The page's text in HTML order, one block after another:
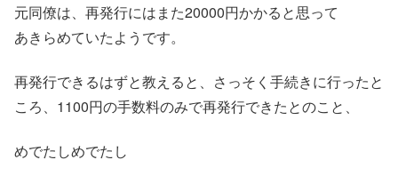
元同僚は、再発行にはまた20000円かかると思って
あきらめていたようです。
再発行できるはずと教えると、さっそく手続きに行ったと
ころ、1100円の手数料のみで再発行できたとのこと、
めでたしめでたし